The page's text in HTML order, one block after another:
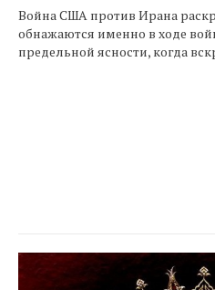
Война США против Ирана
обнажаются именно в ходе
предельной ясности, когда